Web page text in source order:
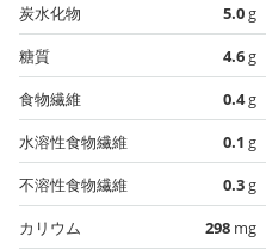
炭水化物
5.0g
糖質
4.6g
食物繊維
0.4g
水溶性食物繊維
0.1 g
不溶性食物繊維
0.3g
カリウム
298 mg